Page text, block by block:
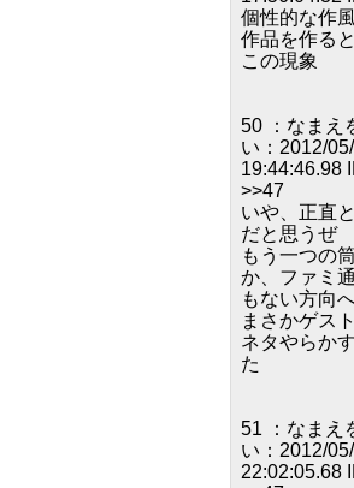
個性的な作
作品を作る
この現象
50 ：なまえ
い：2012/
19:44:46.98
>>47
いや、正直
だと思うぜ
もう一つの
か、ファミ
もない方向
まさかゲス
ネタやらか
た
51 ：なまえ
い：2012/
22:02:05.68